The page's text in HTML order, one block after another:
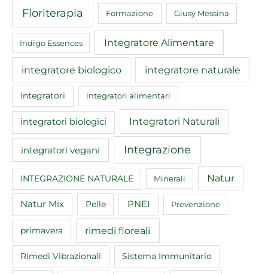
Floriterapia Formazione Giusy Messina
Indigo Essences Integratore Alimentare
integratore biologico integratore naturale
Integratori integratori alimentari
integratori biologici Integratori Naturali
integratori vegani Integrazione
INTEGRAZIONE NATURALE Minerali Natur
Natur Mix Pelle PNEI Prevenzione
primavera rimedi floreali
Rimedi Vibrazionali Sistema Immunitario